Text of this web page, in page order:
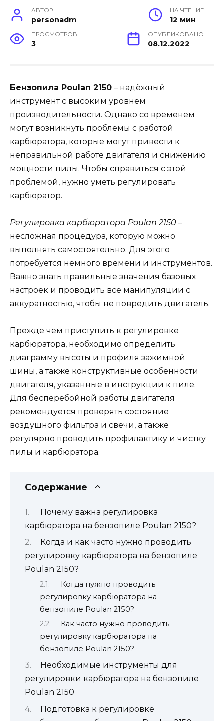
АВТОР
personadm
НА ЧТЕНИЕ
12 мин
ПРОСМОТРОВ
3
ОПУБЛИКОВАНО
08.12.2022
Бензопила Poulan 2150 – надёжный
инструмент с высоким уровнем
производительности. Однако со временем
могут возникнуть проблемы с работой
карбюратора, которые могут привести к
неправильной работе двигателя и снижению
мощности пилы. Чтобы справиться с этой
проблемой, нужно уметь регулировать
карбюратор.
Регулировка карбюратора Poulan 2150 –
несложная процедура, которую можно
выполнять самостоятельно. Для этого
потребуется немного времени и инструментов.
Важно знать правильные значения базовых
настроек и проводить все манипуляции с
аккуратностью, чтобы не повредить двигатель.
Прежде чем приступить к регулировке
карбюратора, необходимо определить
диаграмму высоты и профиля зажимной
шины, а также конструктивные особенности
двигателя, указанные в инструкции к пиле.
Для бесперебойной работы двигателя
рекомендуется проверять состояние
воздушного фильтра и свечи, а также
регулярно проводить профилактику и чистку
пилы и карбюратора.
Содержание
Почему важна регулировка
карбюратора на бензопиле Poulan 2150?
Когда и как часто нужно проводить
регулировку карбюратора на бензопиле
Poulan 2150?
Когда нужно проводить
регулировку карбюратора на
бензопиле Poulan 2150?
Как часто нужно проводить
регулировку карбюратора на
бензопиле Poulan 2150?
Необходимые инструменты для
регулировки карбюратора на бензопиле
Poulan 2150
Подготовка к регулировке